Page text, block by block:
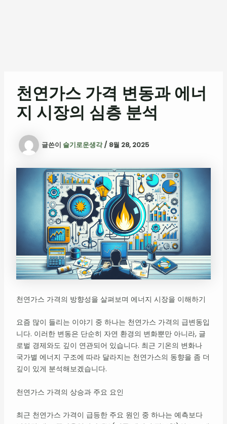
천연가스 가격 변동과 에너
지 시장의 심층 분석
글쓴이 슬기로운생각/ 8월 28, 2025
천연가스 가격의 방향성을 살펴보며 에너지 시장을 이해하기
요즘 많이 들리는 이야기 중 하나는 천연가스 가격의 급변동입
니다. 이러한 변동은 단순히 자연 환경의 변화뿐만 아니라, 글
로벌 경제와도 깊이 연관되어 있습니다. 최근 기온의 변화나
국가별 에너지 구조에 따라 달라지는 천연가스의 동향을 좀 더
깊이 있게 분석해보겠습니다.
천연가스 가격의 상승과 주요 요인
최근 천연가스 가격이 급등한 주요 원인 중 하나는 예측보다